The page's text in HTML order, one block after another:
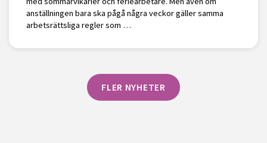
anställningen bara ska pågå några veckor gäller samma
arbetsrättsliga regler som …
FLER NYHETER